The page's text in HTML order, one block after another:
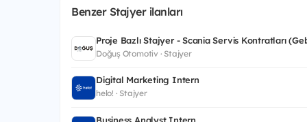
Benzer Stajyer ilanları
Proje Bazlı Stajyer - Scania Servis Kontratları
Doğuş Otomotiv · Stajyer
Digital Marketing Intern
helo! · Stajyer